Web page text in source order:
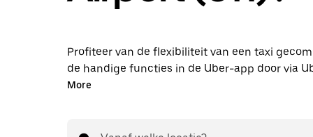
Profiteer van de flexibiliteit van een taxi
de handige functies in de Uber-app door via
naar de luchthaven STI te rijden. Je kunt on-
lastminute-rit aanvragen, 24/7 in de app of
More